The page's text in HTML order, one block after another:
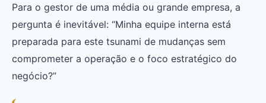
Para o gestor de uma média ou grande empresa, a
pergunta é inevitável: “Minha equipe interna está
preparada para este tsunami de mudanças sem
comprometer a operação e o foco estratégico do
negócio?”